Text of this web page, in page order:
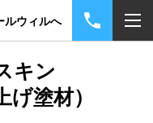
ルウィルへ
キン
げ塗材）